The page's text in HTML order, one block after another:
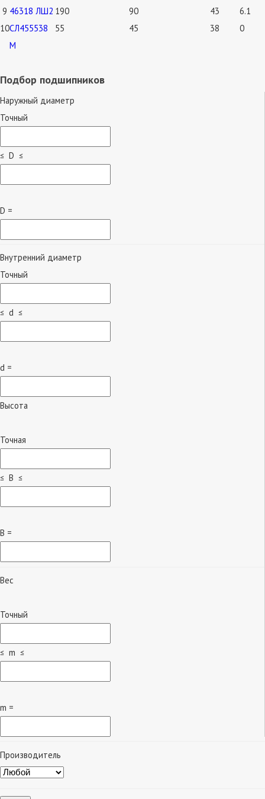
9 46318 ЛШ2 190 90 43
6.1
10СЛ455538
М
55 45 38 0
Подбор подшипников
Наружный диаметр
Точный
≤ D ≤
D =
Внутренний диаметр
Точный
≤ d ≤
d =
Высота
Точная
≤ B ≤
B =
Вес
Точный
≤ m ≤
m =
Производитель